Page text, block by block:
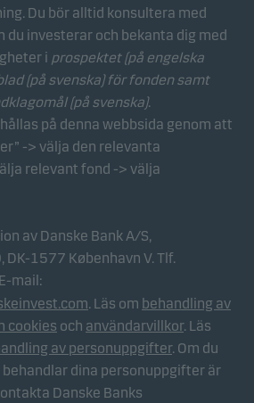
Du bör alltid konsultera med
du investerar och bekanta dig med
i prospektet (på engelska
(på svenska) för fonden samt
(på svenska).
på denna webbsida genom att
-> välja den relevanta
relevant fond -> välja
av Danske Bank A/S,
1577 København V. Tlf.
mail:
. Läs om behandling av
cookies och användarvillkor. Läs
av personuppgifter. Om du
dina personuppgifter är
Danske Banks
för att spåra beteendet
webbplats i aggregerad form.
för oss att mäta och optimera
gör det möjligt för oss att
kan tillhandahålla dig relevant